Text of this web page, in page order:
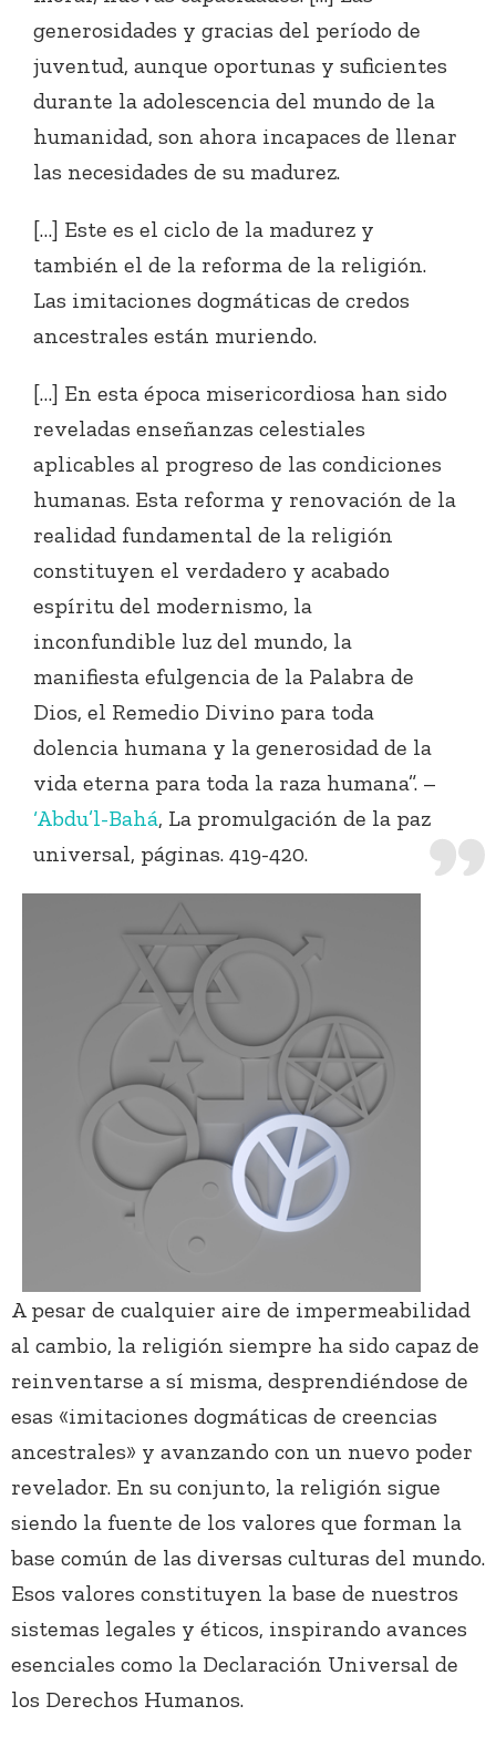
generosidades y gracias del período de
juventud, aunque oportunas y suficientes
durante la adolescencia del mundo de la
humanidad, son ahora incapaces de llenar
las necesidades de su madurez.
[…] Este es el ciclo de la madurez y
también el de la reforma de la religión.
Las imitaciones dogmáticas de credos
ancestrales están muriendo.
[…] En esta época misericordiosa han sido
reveladas enseñanzas celestiales
aplicables al progreso de las condiciones
humanas. Esta reforma y renovación de la
realidad fundamental de la religión
constituyen el verdadero y acabado
espíritu del modernismo, la
inconfundible luz del mundo, la
manifiesta efulgencia de la Palabra de
Dios, el Remedio Divino para toda
dolencia humana y la generosidad de la
vida eterna para toda la raza humana”. –
‘Abdu’l-Bahá, La promulgación de la paz
universal, páginas. 419-420.
A pesar de cualquier aire de impermeabilidad
al cambio, la religión siempre ha sido capaz de
reinventarse a sí misma, desprendiéndose de
esas «imitaciones dogmáticas de creencias
ancestrales» y avanzando con un nuevo poder
revelador. En su conjunto, la religión sigue
siendo la fuente de los valores que forman la
base común de las diversas culturas del mundo.
Esos valores constituyen la base de nuestros
sistemas legales y éticos, inspirando avances
esenciales como la Declaración Universal de
los Derechos Humanos.